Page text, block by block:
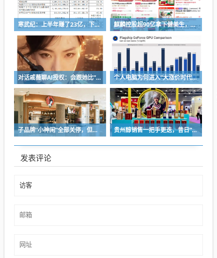
寒武纪：上半年赚了23亿，下半年要看交付 麒麟控股超90亿拿下健美生，为何超300亿资本一周内“疯抢”VMS？
对话戚薇聊AI授权：会跟她比“演技”，都市甜宠留给我来演 个人电脑为何进入“大涨价时代”？
子品牌“小神闲”全部关停，但茶颜悦色的扩张还在提速 贵州醇销售一把手更迭，昔日“网红酒企”的气质变了
发表评论